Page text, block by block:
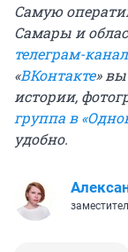
Самую
Самары и
телеграм-
«ВКонтакте»
истории,
группа в
удобно.